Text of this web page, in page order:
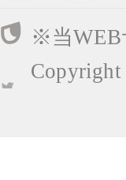
※当WEB